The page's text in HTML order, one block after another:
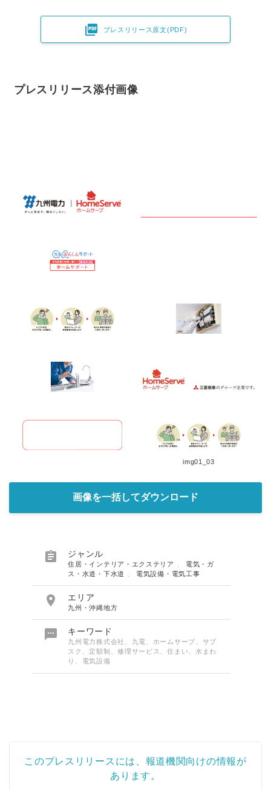
 プレスリリース原文(PDF)
プレスリリース添付画像
img01_03
画像を一括してダウンロード
 ジャンル
住居・インテリア・エクステリア
電気・ガ
ス・水道・下水道
電気設備・電気工事
 エリア
九州・沖縄地方
 キーワード
九州電力株式会社、九電、ホームサーブ、サブ
スク、定額制、修理サービス、住まい、水まわ
り、電気設備
このプレスリリースには、報道機関向けの情報が
あります。